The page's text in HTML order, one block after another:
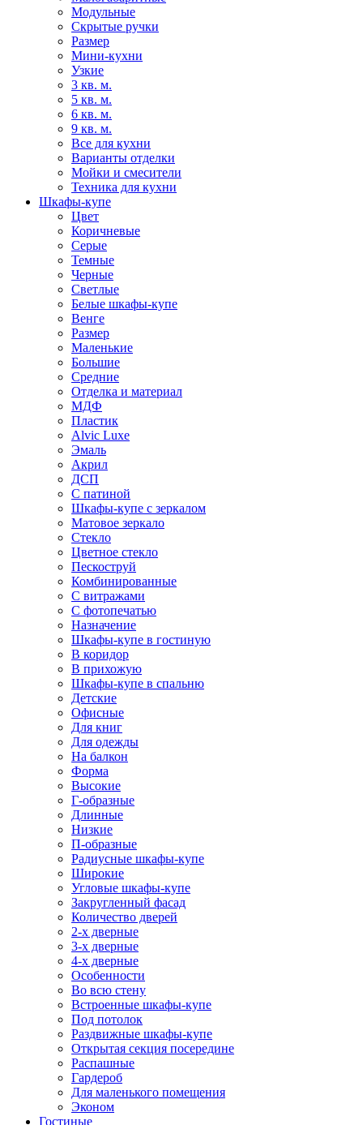
Модульные
Скрытые ручки
Размер
Мини-кухни
Узкие
3 кв. м.
5 кв. м.
6 кв. м.
9 кв. м.
Все для кухни
Варианты отделки
Мойки и смесители
Техника для кухни
Шкафы-купе
Цвет
Коричневые
Серые
Темные
Черные
Светлые
Белые шкафы-купе
Венге
Размер
Маленькие
Большие
Средние
Отделка и материал
МДФ
Пластик
Alvic Luxe
Эмаль
Акрил
ДСП
С патиной
Шкафы-купе с зеркалом
Матовое зеркало
Стекло
Цветное стекло
Пескоструй
Комбинированные
С витражами
С фотопечатью
Назначение
Шкафы-купе в гостиную
В коридор
В прихожую
Шкафы-купе в спальню
Детские
Офисные
Для книг
Для одежды
На балкон
Форма
Высокие
Г-образные
Длинные
Низкие
П-образные
Радиусные шкафы-купе
Широкие
Угловые шкафы-купе
Закругленный фасад
Количество дверей
2-х дверные
3-х дверные
4-х дверные
Особенности
Во всю стену
Встроенные шкафы-купе
Под потолок
Раздвижные шкафы-купе
Открытая секция посередине
Распашные
Гардероб
Для маленького помещения
Эконом
Гостиные